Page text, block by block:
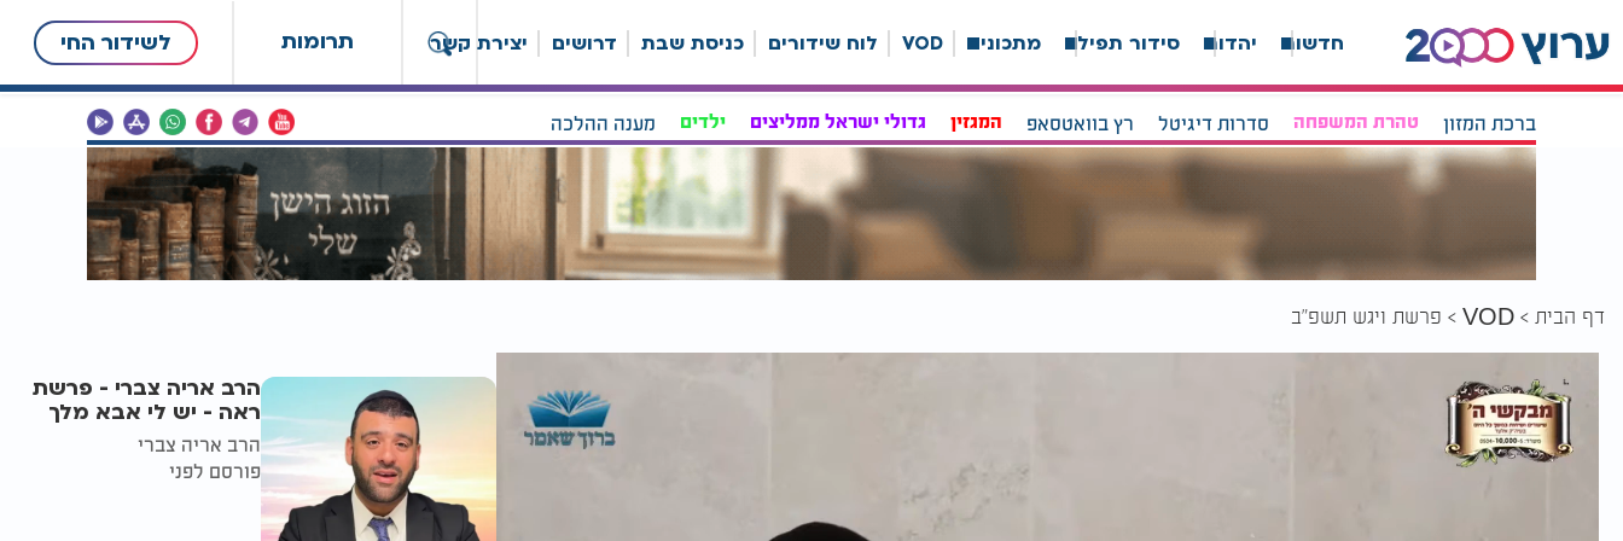
תרומות לשידור החי חדשות יהדות סידור תפילה מתכונים VOD לוח שידורים כניסת שבת דרושים יצירת קשר
ברכת המזון טהרת המשפחה סדרות דיגיטל רץ בוואטסאפ המגזין גדולי ישראל ממליצים ילדים מענה ההלכה
דף הבית VOD פרשת ויגש תשפ"ב
הרב אריה צברי - פרשת
ראה - יש לי אבא מלך
הרב אריה צברי
פורסם לפני